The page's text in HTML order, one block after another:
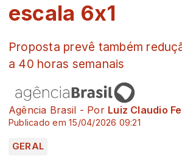
escala 6x1
Proposta prevê também
a 40 horas semanais
Agência Brasil - Por Luiz Claudio
Publicado em 15/04/2026 09:21
GERAL